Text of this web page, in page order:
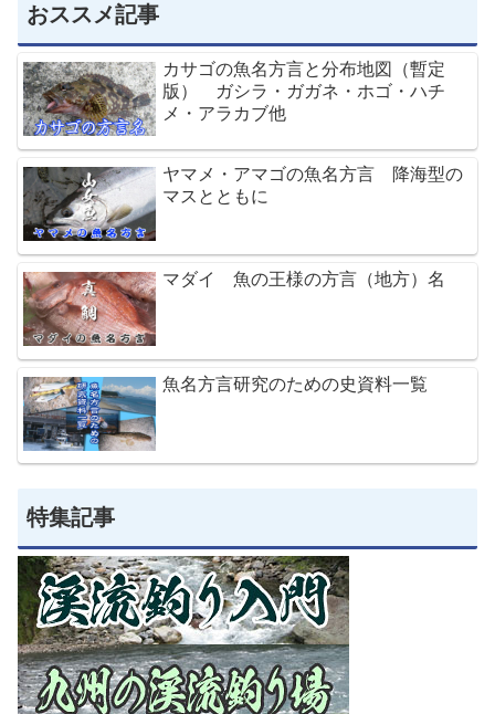
おススメ記事
カサゴの魚名方言と分布地図（暫定
版） ガシラ・ガガネ・ホゴ・ハチ
メ・アラカブ他
ヤマメ・アマゴの魚名方言 降海型の
マスとともに
マダイ 魚の王様の方言（地方）名
魚名方言研究のための史資料一覧
特集記事